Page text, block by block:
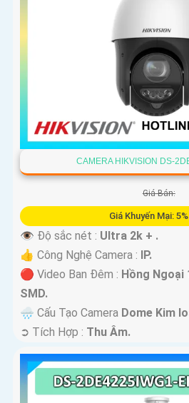
CAMERA HIKVISION DS-
Giá Bán:
Giá Khuyến Mại:
👁 Độ sắc nét : Ultra 2k + .
👍 Công Nghệ Camera : IP.
🔴 Video Ban Đêm : Hồng Ngoại
SMD.
🌧️ Cấu Tạo Camera Dome Kim
️➲ Tích Hợp : Thu Âm.